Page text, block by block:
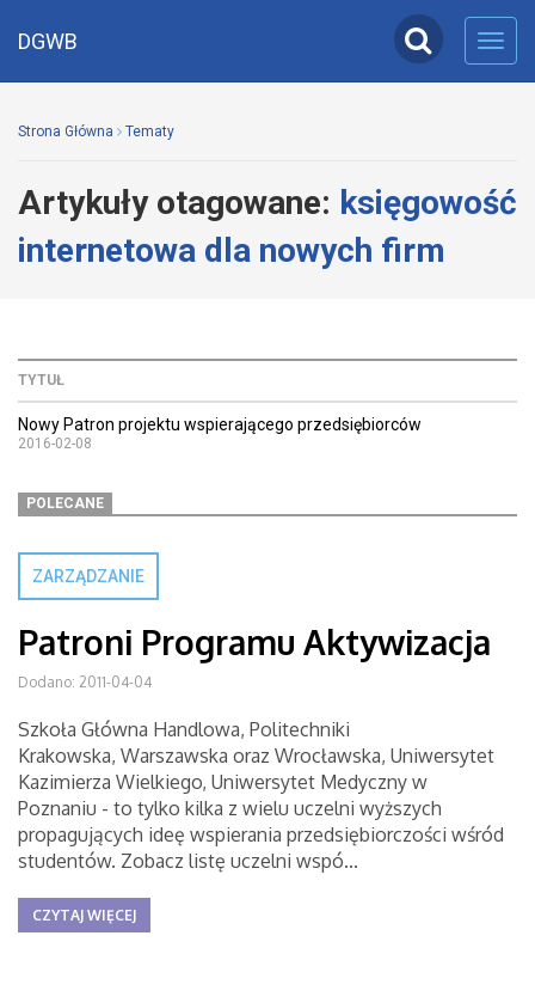
DGWB
Strona Główna Tematy
Artykuły otagowane: księgowość
internetowa dla nowych firm
TYTUŁ
Nowy Patron projektu wspierającego przedsiębiorców
2016-02-08
POLECANE
ZARZĄDZANIE
Patroni Programu Aktywizacja
Dodano: 2011-04-04
Szkoła Główna Handlowa, Politechniki
Krakowska, Warszawska oraz Wrocławska, Uniwersytet
Kazimierza Wielkiego, Uniwersytet Medyczny w
Poznaniu - to tylko kilka z wielu uczelni wyższych
propagujących ideę wspierania przedsiębiorczości wśród
studentów. Zobacz listę uczelni wspó...
CZYTAJ WIĘCEJ